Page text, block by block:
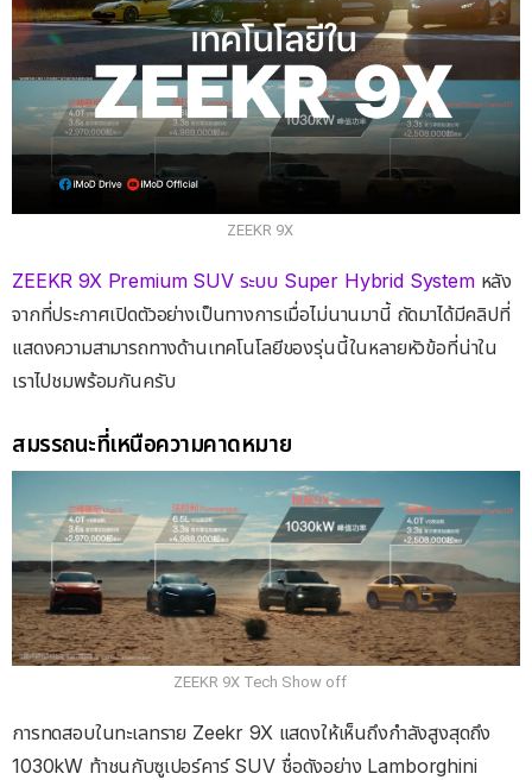
ZEEKR 9X
ZEEKR 9X Premium SUV ระบบ Super Hybrid Systemหลัง
จากที่ประกาศเปิดตัวอย่างเป็นทางการเมื่อไม่นานมานี้ ถัดมาได้มีคลิปที่
แสดงความสามารถทางด้านเทคโนโลยีของรุ่นนี้ในหลายหัวข้อที่น่าใน
เราไปชมพร้อมกันครับ
สมรรถนะที่เหนือความคาดหมาย
ZEEKR 9X Tech Show off
การทดสอบในทะเลทราย Zeekr 9X แสดงให้เห็นถึงกำลังสูงสุดถึง
1030kW ท้าชนกับซูเปอร์คาร์ SUV ชื่อดังอย่าง Lamborghini